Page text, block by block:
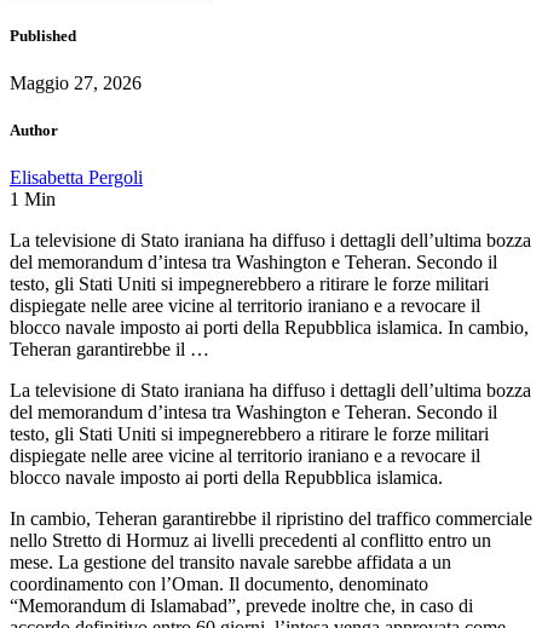
Published
Maggio 27, 2026
Author
Elisabetta Pergoli
1 Min
La televisione di Stato iraniana ha diffuso i dettagli dell’ultima bozza
del memorandum d’intesa tra Washington e Teheran. Secondo il
testo, gli Stati Uniti si impegnerebbero a ritirare le forze militari
dispiegate nelle aree vicine al territorio iraniano e a revocare il
blocco navale imposto ai porti della Repubblica islamica. In cambio,
Teheran garantirebbe il …
La televisione di Stato iraniana ha diffuso i dettagli dell’ultima bozza
del memorandum d’intesa tra Washington e Teheran. Secondo il
testo, gli Stati Uniti si impegnerebbero a ritirare le forze militari
dispiegate nelle aree vicine al territorio iraniano e a revocare il
blocco navale imposto ai porti della Repubblica islamica.
In cambio, Teheran garantirebbe il ripristino del traffico commerciale
nello Stretto di Hormuz ai livelli precedenti al conflitto entro un
mese. La gestione del transito navale sarebbe affidata a un
coordinamento con l’Oman. Il documento, denominato
“Memorandum di Islamabad”, prevede inoltre che, in caso di